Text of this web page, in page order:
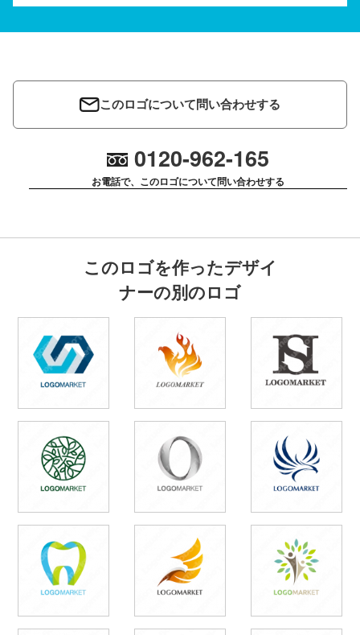
このロゴについて問い合わせする
0120-962-165
お電話で、このロゴについて問い合わせする
このロゴを作ったデザイ
ナーの別のロゴ